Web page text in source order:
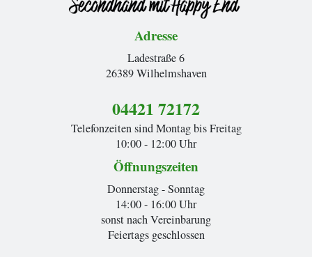
Adresse
Ladestraße 6
26389 Wilhelmshaven
04421 72172
Telefonzeiten sind Montag bis Freitag
10:00 - 12:00 Uhr
Öffnungszeiten
Donnerstag - Sonntag
14:00 - 16:00 Uhr
sonst nach Vereinbarung
Feiertags geschlossen